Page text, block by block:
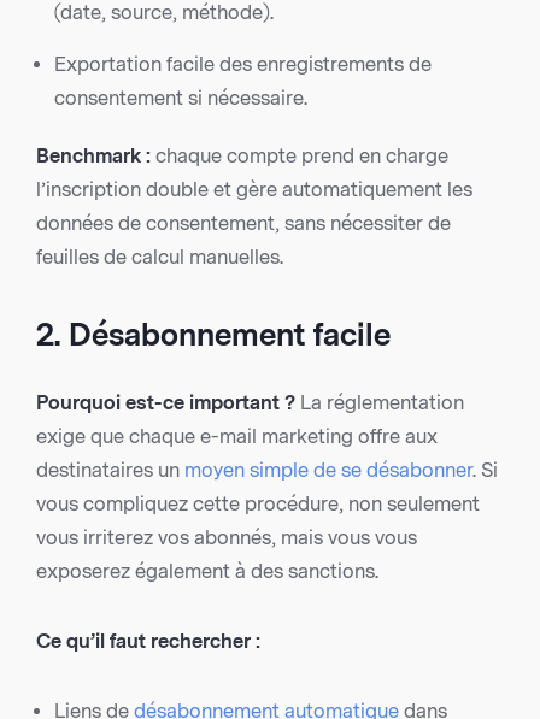
(date, source, méthode).
Exportation facile des enregistrements de
consentement si nécessaire.
Benchmark : chaque compte prend en charge
l’inscription double et gère automatiquement les
données de consentement, sans nécessiter de
feuilles de calcul manuelles.
2. Désabonnement facile
Pourquoi est-ce important ? La réglementation
exige que chaque e-mail marketing offre aux
destinataires un moyen simple de se désabonner. Si
vous compliquez cette procédure, non seulement
vous irriterez vos abonnés, mais vous vous
exposerez également à des sanctions.
Ce qu’il faut rechercher :
Liens de désabonnement automatique dans